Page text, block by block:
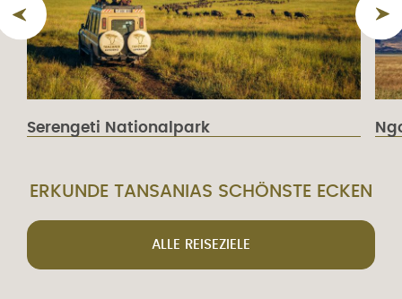
Serengeti Nationalpark
ERKUNDE TANSANIAS SCHÖNSTE ECKEN
ALLE REISEZIELE